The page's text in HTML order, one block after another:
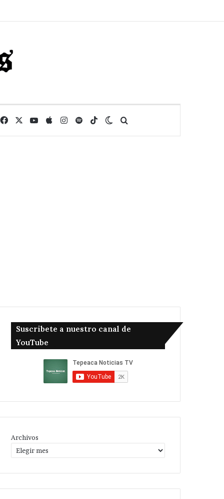
FacebookYouTube
AppleInstagram
SpotifyTikTokSwitch skin
Suscribete a nuestro canal de
YouTube
Archivos